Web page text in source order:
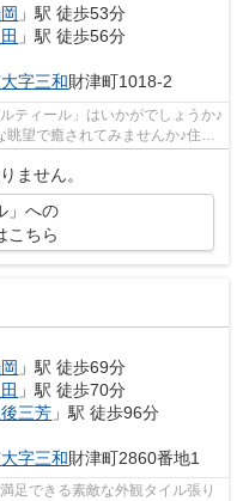
」駅 徒歩53分
」駅 徒歩56分
大字三和財津町1018-2
ティール」はいかがでしょうか♪
望で癒されてみませんか♪住環
ません。
」への
こちら
」駅 徒歩69分
」駅 徒歩70分
三芳 」駅 徒歩96分
大字三和財津町2860番地1
足できる素敵な外観タイル張り